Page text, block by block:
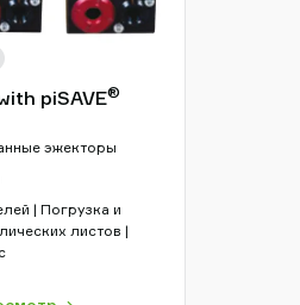
piSAVE®
эжекторы
| Погрузка и
листов |